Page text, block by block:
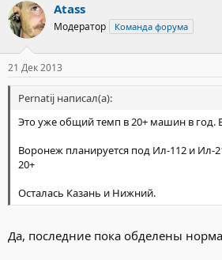
Atass
Модератор Команда форума
21 Дек 2013
Pernatij написал(а):
Это уже общий темп в 20+ машин в год.
Воронеж планируется под Ил-112 и Ил-
20+
Осталась Казань и Нижний.
Да, последние пока обделены